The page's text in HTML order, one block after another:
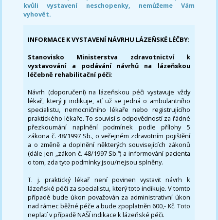
kvůli vystavení neschopenky, nemůžeme Vám
vyhovět.
INFORMACE K VYSTAVENÍ NÁVRHU LÁZEŇSKÉ LÉČBY:
Stanovisko Ministerstva zdravotnictví k
vystavování a podávání návrhů na lázeňskou
léčebně rehabilitační péči:
Návrh (doporučení) na lázeňskou péči vystavuje vždy
lékař, který ji indikuje, ať už se jedná o ambulantního
specialistu, nemocničního lékaře nebo registrujícího
praktického lékaře. To souvisí s odpovědností za řádné
přezkoumání naplnění podmínek podle přílohy 5
zákona č. 48/1997 Sb., o veřejném zdravotním pojištění
a o změně a doplnění některých souvisejících zákonů
(dále jen „zákon č. 48/1997 Sb.“) a informování pacienta
o tom, zda tyto podmínky jsou/nejsou splněny.
T. j. praktický lékař není povinen vystavit návrh k
lázeňské péči za specialistu, který toto indikuje. V tomto
případě bude úkon považován za administrativní úkon
nad rámec běžné péče a bude zpoplatněn 600,- Kč. Toto
neplatí v případě NAŠÍ indikace k lázeňské péči.